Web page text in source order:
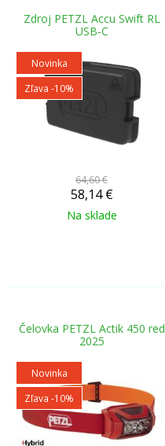
Zdroj PETZL Accu Swift RL
USB-C
Novinka
Zľava -10%
64,60 €
58,14 €
Na sklade
Čelovka PETZL Actik 450 red
2025
Novinka
Zľava -10%